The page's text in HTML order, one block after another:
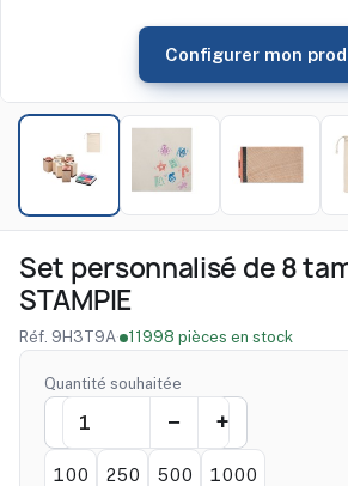
Configurer mon
Set personnalisé de 8
STAMPIE
Réf. 9H3T9A· 11998 pièces en stock
Quantité souhaitée
100 250 500 1000